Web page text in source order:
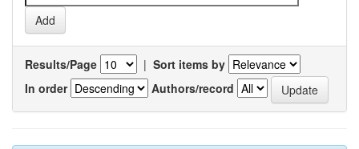
Results/Page | Sort items by
In order
Authors/record